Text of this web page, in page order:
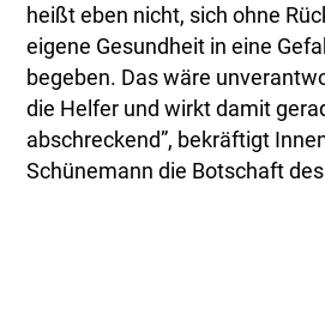
heißt eben nicht, sich ohne
eigene Gesundheit in eine
begeben. Das wäre
die Helfer und wirkt damit
abschreckend”, bekräftigt
Schünemann die Botschaft